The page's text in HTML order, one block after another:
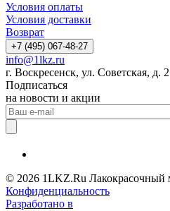
Условия оплаты
Условия доставки
Возврат
+7 (495) 067-48-27
info@1lkz.ru
г. Воскресенск, ул. Советская, д.
Подписаться
на новости и акции
© 2026 1LKZ.Ru Лакокрасочный
Конфиденциальность
Разработано в